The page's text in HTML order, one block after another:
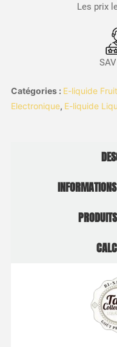
Les prix
Catégories : E-liquide
Electronique, E-liquide